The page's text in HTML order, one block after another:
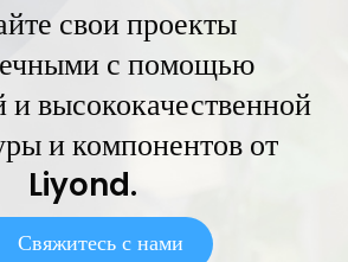
свои проекты
с помощью
и высококачественной
и компонентов от
Liyond.
Свяжитесь с нами